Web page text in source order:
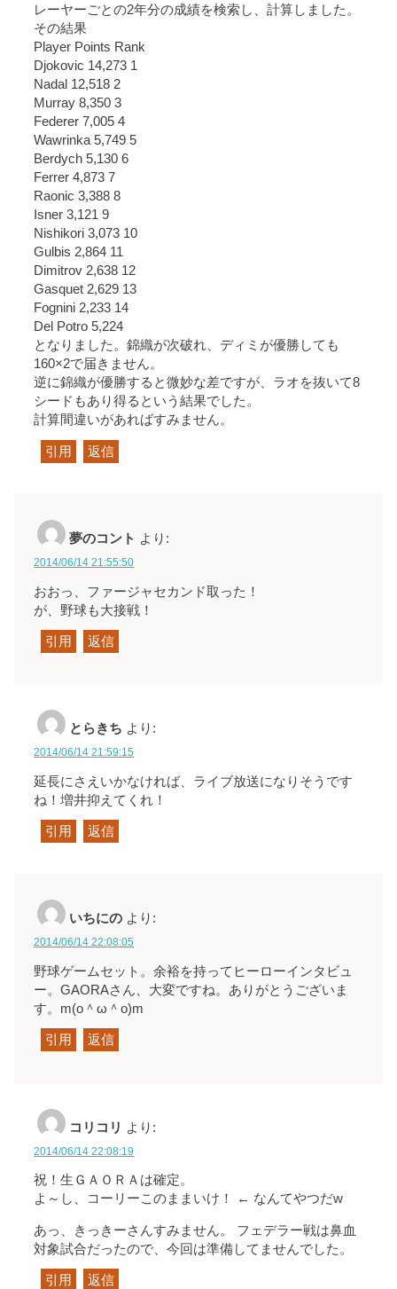
レーヤーごとの2年分の成績を検索し、計算しました。
その結果
Player Points Rank
Djokovic 14,273 1
Nadal 12,518 2
Murray 8,350 3
Federer 7,005 4
Wawrinka 5,749 5
Berdych 5,130 6
Ferrer 4,873 7
Raonic 3,388 8
Isner 3,121 9
Nishikori 3,073 10
Gulbis 2,864 11
Dimitrov 2,638 12
Gasquet 2,629 13
Fognini 2,233 14
Del Potro 5,224
となりました。錦織が次破れ、ディミが優勝しても
160×2で届きません。
逆に錦織が優勝すると微妙な差ですが、ラオを抜いて8
シードもあり得るという結果でした。
計算間違いがあればすみません。
引用 返信
夢のコント より:
2014/06/14 21:55:50
おおっ、ファージャセカンド取った！
が、野球も大接戦！
引用 返信
とらきち より:
2014/06/14 21:59:15
延長にさえいかなければ、ライブ放送になりそうです
ね！増井抑えてくれ！
引用 返信
いちにの より:
2014/06/14 22:08:05
野球ゲームセット。余裕を持ってヒーローインタビュ
ー。GAORAさん、大変ですね。ありがとうございま
す。m(o＾ω＾o)m
引用 返信
コリコリ より:
2014/06/14 22:08:19
祝！生ＧＡＯＲＡは確定。
よ～し、コーリーこのままいけ！ ← なんてやつだw
あっ、きっきーさんすみません。 フェデラー戦は鼻血
対象試合だったので、今回は準備してませんでした。
引用 返信